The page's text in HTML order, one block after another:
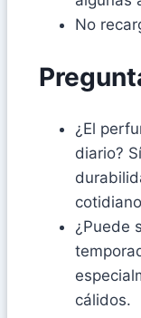
No
¿El
diario?
¿Puede
cálidos.